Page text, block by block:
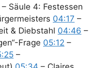
– Säule 4: Festessen
04:17 –
& Diebstahl 04:46 –
Frage 05:12 –
–